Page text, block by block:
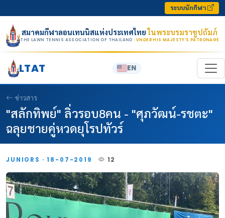
ระบบนักกีฬา
สมาคมกีฬาลอนเทนนิสแห่งประเทศไทยในพระบรมราชูปถัมภ์
THE LAWN TENNIS ASSOCIATION OF THAILAND · UNDER HIS MAJESTY’S PATRONAGE
LTAT EN
ข่าวสาร
"สลักทิพย์" ลิ่วรอบ8คน - "ศุภวัฒน์-รชตะ"
ฉลุยชายคู่หวดยุโรปทัวร์
JUNIORS · 18-07-2019 12